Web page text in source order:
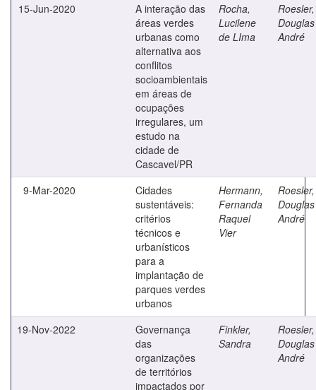
15-Jun-2020
A interação das
áreas verdes
urbanas como
alternativa aos
conflitos
socioambientais
em áreas de
ocupações
irregulares, um
estudo na
cidade de
Cascavel/PR
Rocha,
Lucilene
de LIma
Roesler,
Douglas
André
9-Mar-2020
Cidades
sustentáveis:
critérios
técnicos e
urbanísticos
para a
implantação de
parques verdes
urbanos
Hermann,
Fernanda
Raquel
Vier
Roesler,
Douglas
André
19-Nov-2022
Governança
das
organizações
de territórios
impactados por
Finkler,
Sandra
Roesler,
Douglas
André